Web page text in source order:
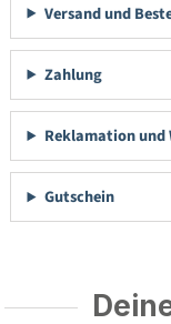
Versand und
Zahlung
Reklamation und
Gutschein